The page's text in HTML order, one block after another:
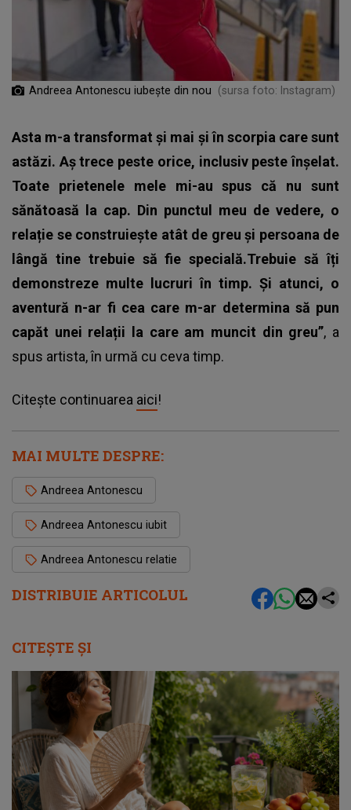
DISTRIBUIE ARTICOLUL
Andreea Antonescu iubește din nou (sursa foto: Instagram)
Asta m-a transformat și mai și în scorpia care sunt
astăzi. Aș trece peste orice, inclusiv peste înșelat.
Toate prietenele mele mi-au spus că nu sunt
sănătoasă la cap. Din punctul meu de vedere, o
relație se construiește atât de greu și persoana de
lângă tine trebuie să fie specială.Trebuie să îți
demonstreze multe lucruri în timp. Și atunci, o
aventură n-ar fi cea care m-ar determina să pun
capăt unei relații la care am muncit din greu”, a
spus artista, în urmă cu ceva timp.
Citește continuarea aici!
MAI MULTE DESPRE:
Andreea Antonescu
Andreea Antonescu iubit
Andreea Antonescu relatie
CITEȘTE ȘI